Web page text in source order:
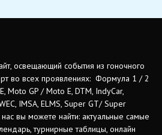
освещающий события из гоночного
во всех проявлениях: Формула 1 / 2
Moto GP / Moto E, DTM, IndyCar,
IMSA, ELMS, Super GT/ Super
вы можете найти: актуальные самые
турнирные таблицы, онлайн